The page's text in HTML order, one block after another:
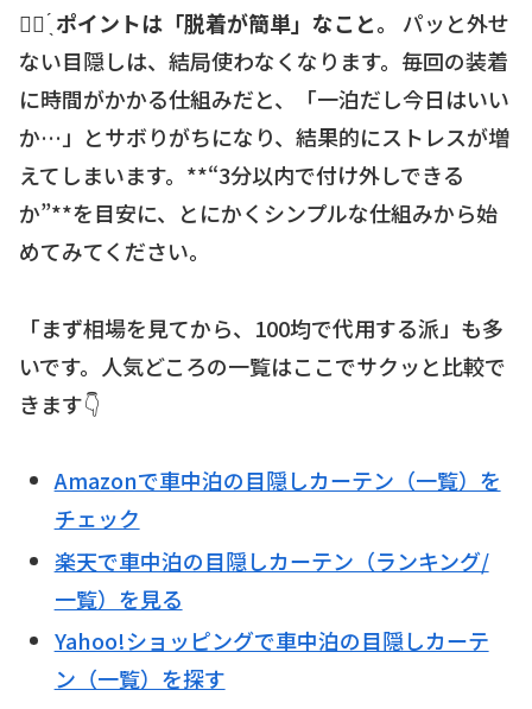
☝🏻 ̖́ポイントは「脱着が簡単」なこと。
パッと外せ
ない目隠しは、結局使わなくなります。毎回の装着
に時間がかかる仕組みだと、「一泊だし今日はいい
か…」とサボりがちになり、結果的にストレスが増
えてしまいます。**“3分以内で付け外しできる
か”**を目安に、とにかくシンプルな仕組みから始
めてみてください。
「まず相場を見てから、100均で代用する派」も多
いです。人気どころの一覧はここでサクッと比較で
きます👇
Amazonで車中泊の目隠しカーテン（一覧）を
チェック
楽天で車中泊の目隠しカーテン（ランキング/
一覧）を見る
Yahoo!ショッピングで車中泊の目隠しカーテ
ン（一覧）を探す